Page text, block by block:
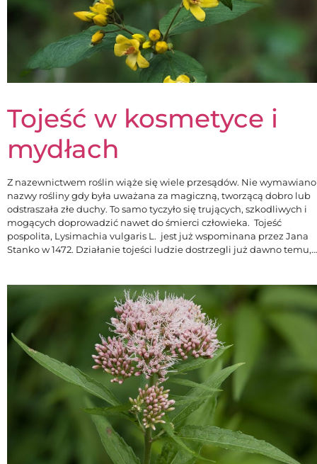
Tojeść w kosmetyce i
mydłach
Z nazewnictwem roślin wiąże się wiele przesądów. Nie wymawiano
nazwy rośliny gdy była uważana za magiczną, tworzącą dobro lub
odstraszała złe duchy. To samo tyczyło się trujących, szkodliwych i
mogących doprowadzić nawet do śmierci człowieka. Tojeść
pospolita, Lysimachia vulgaris L. jest już wspominana przez Jana
Stanko w 1472. Działanie tojeści ludzie dostrzegli już dawno temu,…